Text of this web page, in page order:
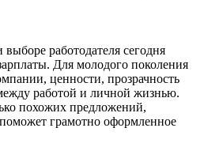
работодателя сегодня
Для молодого поколения
ценности, прозрачность
работой и личной жизнью.
похожих предложений,
грамотно оформленное